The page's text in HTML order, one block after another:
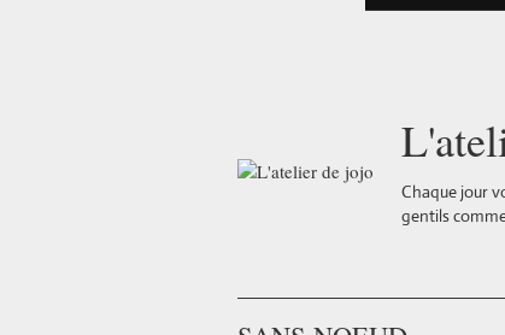
Chaque jour
gentils